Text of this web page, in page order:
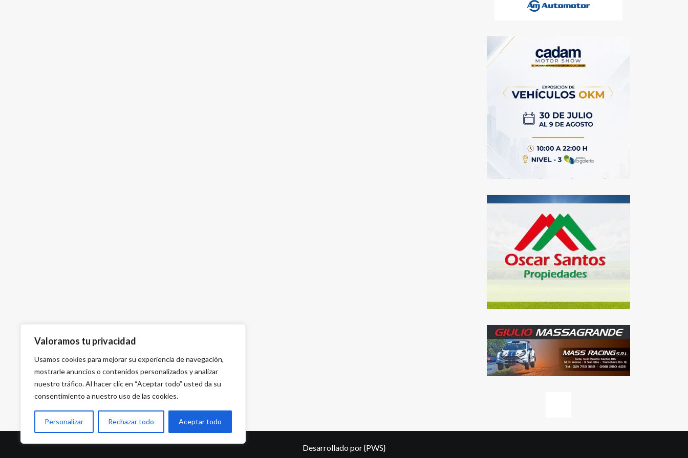
Valoramos tu privacidad
Usamos cookies para mejorar su experiencia de navegación,
mostrarle anuncios o contenidos personalizados y analizar
nuestro tráfico. Al hacer clic en “Aceptar todo” usted da su
consentimiento a nuestro uso de las cookies.
Personalizar Rechazar todo Aceptar todo
Desarrollado por{PWS}